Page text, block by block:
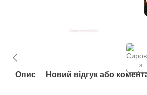
Опис Новий відгук або